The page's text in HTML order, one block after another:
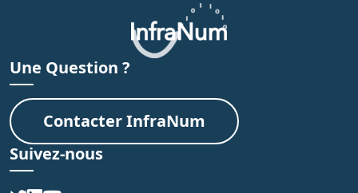
Une Question ?
Contacter InfraNum
Suivez-nous